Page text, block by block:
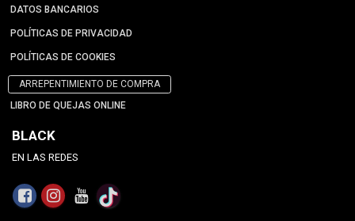
DATOS BANCARIOS
POLÍTICAS DE PRIVACIDAD
POLÍTICAS DE COOKIES
ARREPENTIMIENTO DE COMPRA
LIBRO DE QUEJAS ONLINE
BLACK
EN LAS REDES